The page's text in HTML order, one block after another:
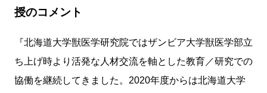
授のコメント
『北海道大学獣医学研究院ではザンビア大学獣医学部立
ち上げ時より活発な人材交流を軸とした教育／研究での
協働を継続してきました。2020年度からは北海道大学